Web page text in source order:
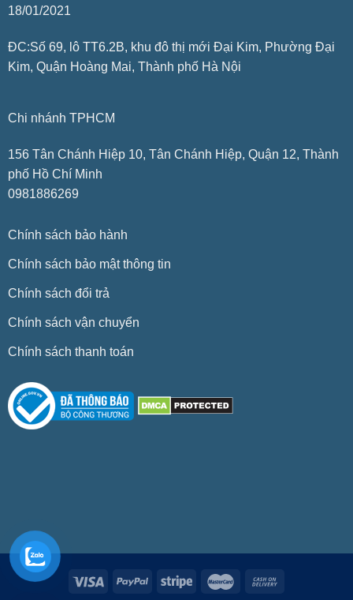
18/01/2021
ĐC:Số 69, lô TT6.2B, khu đô thị mới Đại Kim, Phường Đại
Kim, Quận Hoàng Mai, Thành phố Hà Nội
Chi nhánh TPHCM
156 Tân Chánh Hiệp 10, Tân Chánh Hiệp, Quận 12, Thành
phố Hồ Chí Minh
0981886269
Chính sách bảo hành
Chính sách bảo mật thông tin
Chính sách đổi trả
Chính sách vận chuyển
Chính sách thanh toán